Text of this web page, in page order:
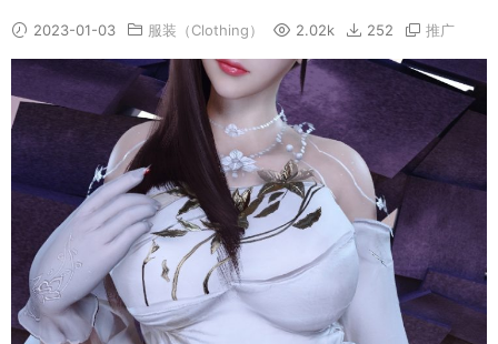
2023-01-03 服装（Clothing） 2.02k 252 推广